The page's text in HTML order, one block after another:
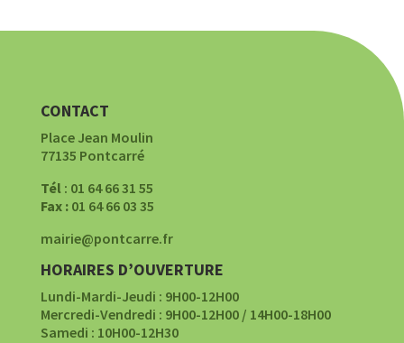
CONTACT
Place Jean Moulin
77135 Pontcarré
Tél: 01 64 66 31 55
Fax :01 64 66 03 35
mairie@pontcarre.fr
HORAIRES D’OUVERTURE
Lundi-Mardi-Jeudi : 9H00-12H00
Mercredi-Vendredi : 9H00-12H00 / 14H00-18H00
Samedi : 10H00-12H30